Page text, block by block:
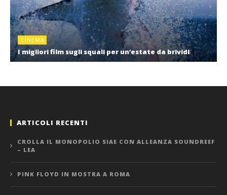
CINEMA
I migliori film sugli squali per un’estate da brividi
ARTICOLI RECENTI
CROLLA IL MONOPOLIO SIAE CON ALLEANZA SOUNDREEF
– LEA
PINK FLOYD IN MOSTRA A ROMA